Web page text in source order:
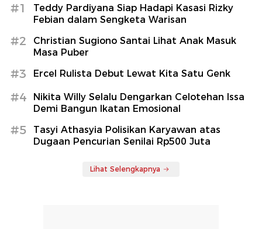
#1
Teddy Pardiyana Siap Hadapi Kasasi Rizky
Febian dalam Sengketa Warisan
#2
Christian Sugiono Santai Lihat Anak Masuk
Masa Puber
#3 Ercel Rulista Debut Lewat Kita Satu Genk
#4
Nikita Willy Selalu Dengarkan Celotehan Issa
Demi Bangun Ikatan Emosional
#5
Tasyi Athasyia Polisikan Karyawan atas
Dugaan Pencurian Senilai Rp500 Juta
Lihat Selengkapnya